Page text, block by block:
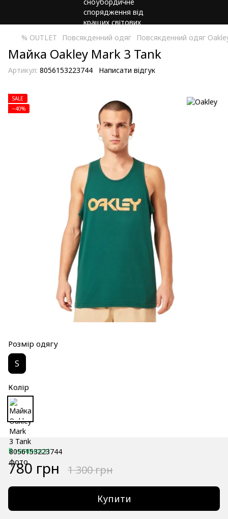
% OUTLET Повсякденний одяг Повсякденний одяг
Майка Oakley Mark 3 Tank
Артикул: 8056153223744 Написати відгук
SALE
−40%
Розмір одягу
S
Колір
В наявності
780 грн 1 300 грн
Купити